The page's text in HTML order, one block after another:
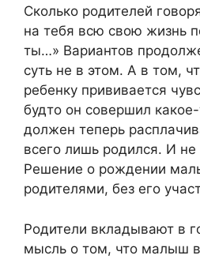
Сколько родителей
на тебя всю свою жизнь
ты…» Вариантов
суть не в этом. А в том,
ребенку прививается
будто он совершил
должен теперь
всего лишь родился. И
Решение о рождении
родителями, без его
Родители вкладывают в
мысль о том, что малыш